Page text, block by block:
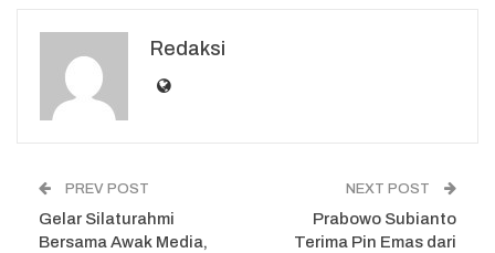
Redaksi
PREV POST
Gelar Silaturahmi
Bersama Awak Media,
NEXT POST
Prabowo Subianto
Terima Pin Emas dari